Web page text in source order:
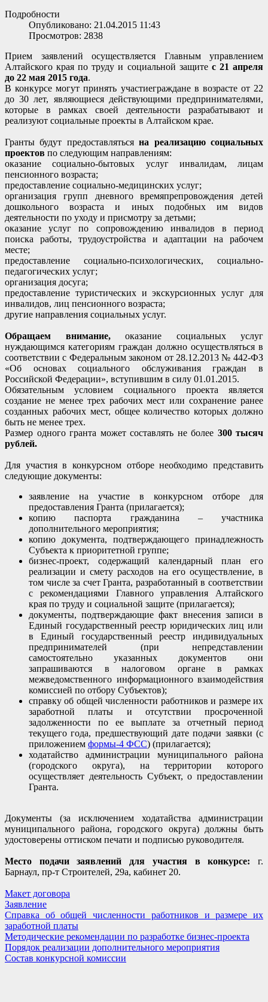
Подробности
Опубликовано: 21.04.2015 11:43
Просмотров: 2838
Прием заявлений осуществляется Главным управлением
Алтайского края по труду и социальной защите с 21 апреля
до 22 мая 2015 года.
В конкурсе могут принять участиеграждане в возрасте от 22
до 30 лет, являющиеся действующими предпринимателями,
которые в рамках своей деятельности разрабатывают и
реализуют социальные проекты в Алтайском крае.
Гранты будут предоставлятьсяна реализацию социальных
проектов по следующим направлениям:
оказание социально-бытовых услуг инвалидам, лицам
пенсионного возраста;
предоставление социально-медицинских услуг;
организация групп дневного времяпрепровождения детей
дошкольного возраста и иных подобных им видов
деятельности по уходу и присмотру за детьми;
оказание услуг по сопровождению инвалидов в период
поиска работы, трудоустройства и адаптации на рабочем
месте;
предоставление социально-психологических, социально-
педагогических услуг;
организация досуга;
предоставление туристических и экскурсионных услуг для
инвалидов, лиц пенсионного возраста;
другие направления социальных услуг.
Обращаем внимание, оказание социальных услуг
нуждающимся категориям граждан должно осуществляться в
соответствии с Федеральным законом от 28.12.2013 № 442-ФЗ
«Об основах социального обслуживания граждан в
Российской Федерации», вступившим в силу 01.01.2015.
Обязательным условием социального проекта является
создание не менее трех рабочих мест или сохранение ранее
созданных рабочих мест, общее количество которых должно
быть не менее трех.
Размер одного гранта может составлять не более 300 тысяч
рублей.
Для участия в конкурсном отборе необходимо представить
следующие документы:
заявление на участие в конкурсном отборе для
предоставления Гранта (прилагается);
копию паспорта гражданина – участника
дополнительного мероприятия;
копию документа, подтверждающего принадлежность
Субъекта к приоритетной группе;
бизнес-проект, содержащий календарный план его
реализации и смету расходов на его осуществление, в
том числе за счет Гранта, разработанный в соответствии
с рекомендациями Главного управления Алтайского
края по труду и социальной защите (прилагается);
документы, подтверждающие факт внесения записи в
Единый государственный реестр юридических лиц или
в Единый государственный реестр индивидуальных
предпринимателей (при непредставлении
самостоятельно указанных документов они
запрашиваются в налоговом органе в рамках
межведомственного информационного взаимодействия
комиссией по отбору Субъектов);
справку об общей численности работников и размере их
заработной платы и отсутствии просроченной
задолженности по ее выплате за отчетный период
текущего года, предшествующий дате подачи заявки (с
приложением формы-4 ФСС) (прилагается);
ходатайство администрации муниципального района
(городского округа), на территории которого
осуществляет деятельность Субъект, о предоставлении
Гранта.
Документы (за исключением ходатайства администрации
муниципального района, городского округа) должны быть
удостоверены оттиском печати и подписью руководителя.
Место подачи заявлений для участия в конкурсе: г.
Барнаул, пр-т Строителей, 29а, кабинет 20.
Макет договора
Заявление
Справка об общей численности работников и размере их
заработной платы
Методические рекомендации по разработке бизнес-проекта
Порядок реализации дополнительного мероприятия
Состав конкурсной комиссии